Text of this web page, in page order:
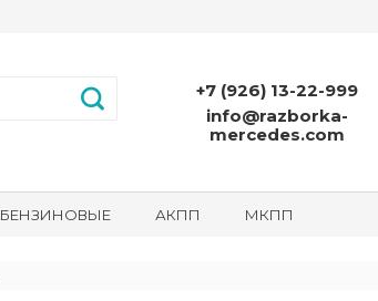
+7 (926) 13-22-999
info@razborka-
mercedes.com
БЕНЗИНОВЫЕ АКПП МКПП